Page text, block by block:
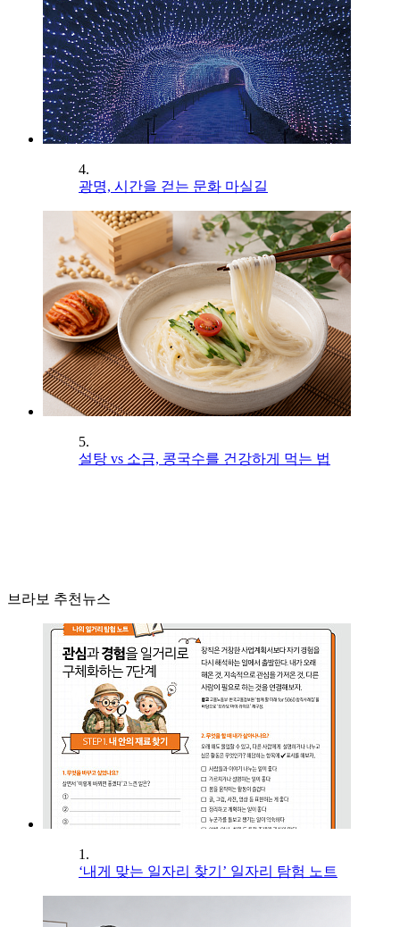
4.
광명, 시간을 걷는 문화 마실길
5.
설탕 vs 소금, 콩국수를 건강하게 먹는 법
브라보 추천뉴스
1.
‘내게 맞는 일자리 찾기’ 일자리 탐험 노트